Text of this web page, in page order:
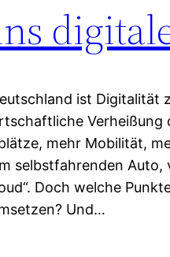
ist Digitalität
Verheißung
mehr Mobilität,
selbstfahrenden Auto,
Doch welche
Und…